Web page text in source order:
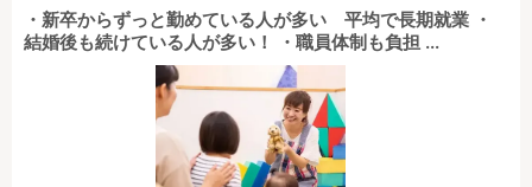
・新卒からずっと勤めている人が多い 平均で長期就業 ・
結婚後も続けている人が多い！ ・職員体制も負担 ...